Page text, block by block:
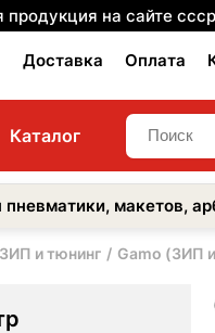
продукция на сайте
Доставка Оплата
Каталог
пневматики, макетов,
ЗИП и тюнинг Gamo (ЗИП